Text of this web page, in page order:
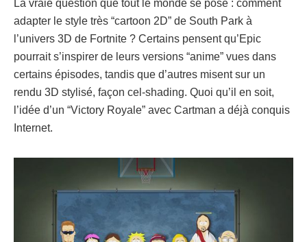
La vraie question que tout le monde se pose : comment
adapter le style très “cartoon 2D” de South Park à
l’univers 3D de Fortnite ? Certains pensent qu’Epic
pourrait s’inspirer de leurs versions “anime” vues dans
certains épisodes, tandis que d’autres misent sur un
rendu 3D stylisé, façon cel-shading. Quoi qu’il en soit,
l’idée d’un “Victory Royale” avec Cartman a déjà conquis
Internet.